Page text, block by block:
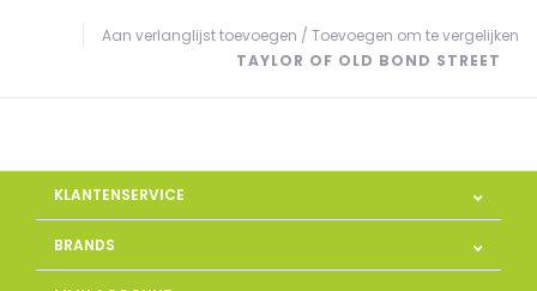
Aan verlanglijst toevoegen / Toevoegen om te vergelijken
TAYLOR OF OLD BOND STREET
KLANTENSERVICE
BRANDS